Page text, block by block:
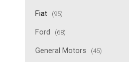
Fiat (95)
Ford (68)
General Motors (45)